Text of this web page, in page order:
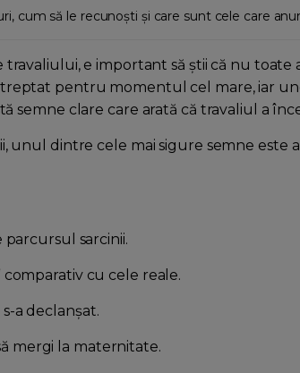
cum să le recunoști și care sunt cele care
travaliului, e important să știi că nu
pentru momentul cel mare, iar
semne clare care arată că travaliul a
unul dintre cele mai sigure semne este
sarcinii.
comparativ cu cele reale.
a declanșat.
mergi la maternitate.